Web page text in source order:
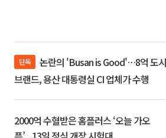
단독
브랜드, 용산 대통령실 CI 업체가 수행
2000억 수혈받은 홈플러스 ‘오늘 가오